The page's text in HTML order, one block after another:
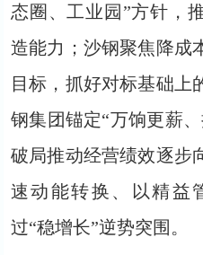
态圈、工业园”方针，
造能力；沙钢聚焦降成
目标，抓好对标基础上
钢集团锚定“万饷更薪
破局推动经营绩效逐步
速动能转换、以精益
过“稳增长”逆势突围。